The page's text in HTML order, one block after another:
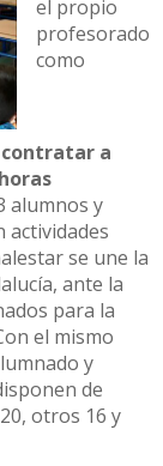
el propio
profesorado
como
contratar a
alumnos y
actividades
se une la
ante la
para la
el mismo
y
de
otros 16 y